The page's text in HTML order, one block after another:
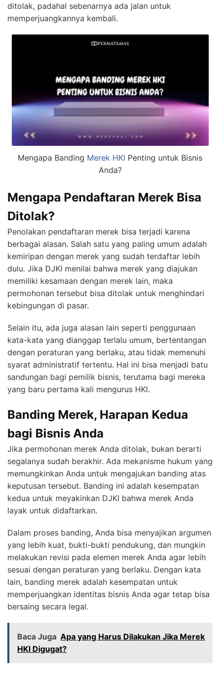
ditolak, padahal sebenarnya ada jalan untuk
memperjuangkannya kembali.
Mengapa Banding Merek HKI Penting untuk Bisnis
Anda?
Mengapa Pendaftaran Merek Bisa
Ditolak?
Penolakan pendaftaran merek bisa terjadi karena
berbagai alasan. Salah satu yang paling umum adalah
kemiripan dengan merek yang sudah terdaftar lebih
dulu. Jika DJKI menilai bahwa merek yang diajukan
memiliki kesamaan dengan merek lain, maka
permohonan tersebut bisa ditolak untuk menghindari
kebingungan di pasar.
Selain itu, ada juga alasan lain seperti penggunaan
kata-kata yang dianggap terlalu umum, bertentangan
dengan peraturan yang berlaku, atau tidak memenuhi
syarat administratif tertentu. Hal ini bisa menjadi batu
sandungan bagi pemilik bisnis, terutama bagi mereka
yang baru pertama kali mengurus HKI.
Banding Merek, Harapan Kedua
bagi Bisnis Anda
Jika permohonan merek Anda ditolak, bukan berarti
segalanya sudah berakhir. Ada mekanisme hukum yang
memungkinkan Anda untuk mengajukan banding atas
keputusan tersebut. Banding ini adalah kesempatan
kedua untuk meyakinkan DJKI bahwa merek Anda
layak untuk didaftarkan.
Dalam proses banding, Anda bisa menyajikan argumen
yang lebih kuat, bukti-bukti pendukung, dan mungkin
melakukan revisi pada elemen merek Anda agar lebih
sesuai dengan peraturan yang berlaku. Dengan kata
lain, banding merek adalah kesempatan untuk
memperjuangkan identitas bisnis Anda agar tetap bisa
bersaing secara legal.
Baca Juga Apa yang Harus Dilakukan Jika Merek
HKI Digugat?